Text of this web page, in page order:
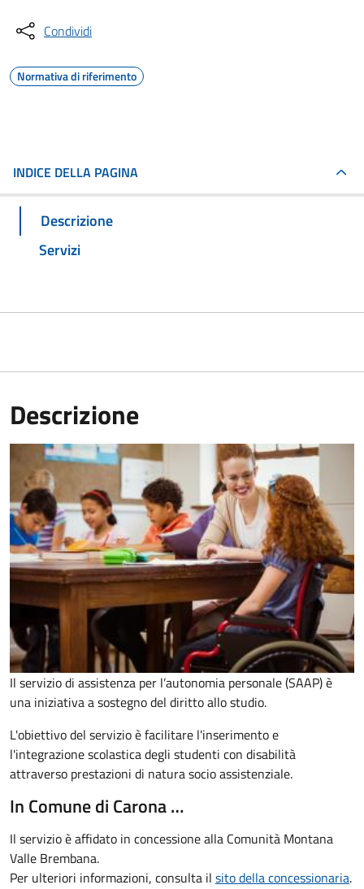
Condividi
Normativa di riferimento
INDICE DELLA PAGINA
Descrizione
Servizi
Descrizione
Il servizio di assistenza per l’autonomia personale (SAAP) è
una iniziativa a sostegno del diritto allo studio.
L'obiettivo del servizio è facilitare l'inserimento e
l'integrazione scolastica degli studenti con disabilità
attraverso prestazioni di natura socio assistenziale.
In Comune di Carona …
Il servizio è affidato in concessione alla Comunità Montana
Valle Brembana.
Per ulteriori informazioni, consulta il sito della concessionaria.